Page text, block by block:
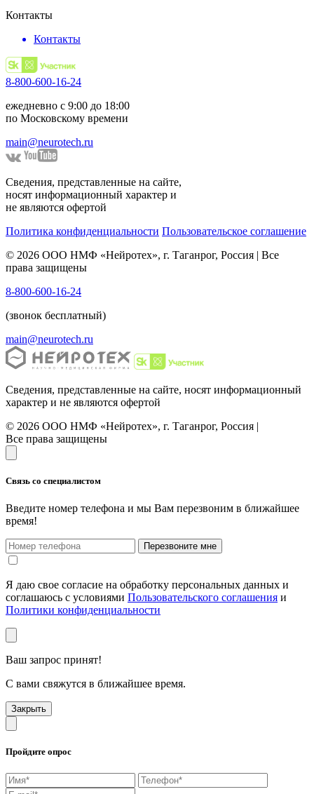
Контакты
Контакты
8-800-600-16-24
ежедневно с 9:00 до 18:00
по Московскому времени
main@neurotech.ru
Сведения, представленные на сайте,
носят информационный характер и
не являются офертой
Политика конфиденциальности Пользовательское соглашение
© 2026 ООО НМФ «Нейротех», г. Таганрог, Россия | Все
права защищены
8-800-600-16-24
(звонок бесплатный)
main@neurotech.ru
Сведения, представленные на сайте, носят информационный
характер и не являются офертой
© 2026 ООО НМФ «Нейротех», г. Таганрог, Россия |
Все права защищены
Связь со специалистом
Введите номер телефона и мы Вам перезвоним в ближайшее
время!
Перезвоните мне
Я даю свое согласие на обработку персональных данных и
соглашаюсь с условиями Пользовательского соглашения и
Политики конфиденциальности
Ваш запрос принят!
С вами свяжутся в ближайшее время.
Закрыть
Пройдите опрос